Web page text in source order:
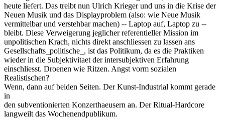
heute liefert. Das treibt nun Ulrich Krieger und uns in die Krise der
Neuen Musik und das Displayproblem (also: wie Neue Musik
vermittelbar und verstehbar machen) -- Laptop auf, Laptop zu --
bleibt. Diese Verweigerung jeglicher referentieller Mission im
unpolitischen Krach, nichts direkt anschliessen zu lassen ans
Gesellschafts_politische_, ist das Politikum, da es die Praktiken
wieder in die Subjektivitaet der intersubjektiven Erfahrung
einschliesst. Droenen wie Ritzen. Angst vorm sozialen
Realistischen?
Wenn, dann auf beiden Seiten. Der Kunst-Industrial kommt gerade
in
den subventionierten Konzerthaeusern an. Der Ritual-Hardcore
langweilt das Wochenendpublikum.